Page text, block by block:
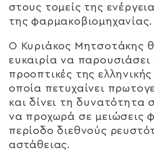
στους τομείς της
της φαρμακοβιομηχανίας.
Ο Κυριάκος Μητσοτάκης
ευκαιρία να παρουσιάσει
προοπτικές της
οποία πετυχαίνει
και δίνει τη δυνατότητα
να προχωρά σε μειώσεις
περίοδο διεθνούς
αστάθειας.